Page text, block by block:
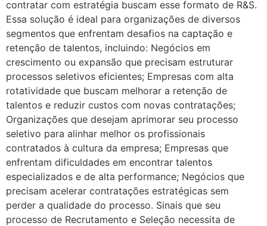
contratar com estratégia buscam esse formato de R&S.
Essa solução é ideal para organizações de diversos
segmentos que enfrentam desafios na captação e
retenção de talentos, incluindo: Negócios em
crescimento ou expansão que precisam estruturar
processos seletivos eficientes; Empresas com alta
rotatividade que buscam melhorar a retenção de
talentos e reduzir custos com novas contratações;
Organizações que desejam aprimorar seu processo
seletivo para alinhar melhor os profissionais
contratados à cultura da empresa; Empresas que
enfrentam dificuldades em encontrar talentos
especializados e de alta performance; Negócios que
precisam acelerar contratações estratégicas sem
perder a qualidade do processo. Sinais que seu
processo de Recrutamento e Seleção necessita de